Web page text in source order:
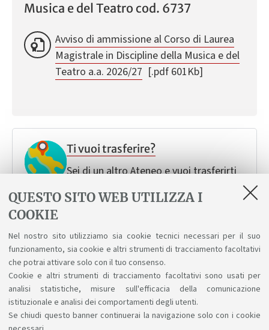
QUESTO SITO WEB UTILIZZA I
COOKIE
Nel nostro sito utilizziamo sia cookie tecnici necessari per il suo
funzionamento, sia cookie e altri strumenti di tracciamento facoltativi
che potrai attivare solo con il tuo consenso.
Cookie e altri strumenti di tracciamento facoltativi sono usati per
analisi statistiche, misure sull'efficacia della comunicazione
istituzionale e analisi dei comportamenti degli utenti.
Se chiudi questo banner continuerai la navigazione solo con i cookie
Musica e del Teatro cod. 6737
Avviso di ammissione al Corso di Laurea
Magistrale in Discipline della Musica e del
Teatro a.a. 2026/27 [.pdf 601Kb]
Ti vuoi trasferire?
Sei di un altro Ateneo e vuoi trasferirti
Vuoi cambiare corso?
Segui le tue passioni e scopri come puoi
cambiare.